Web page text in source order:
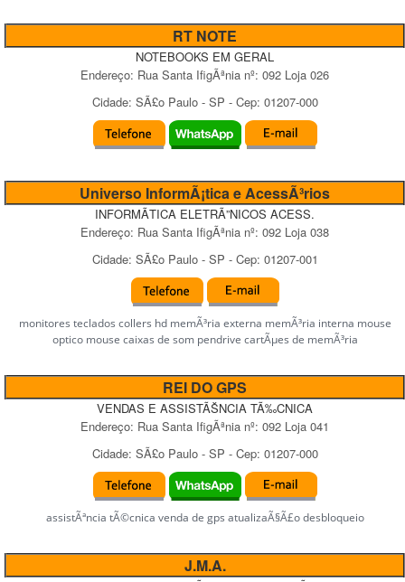
RT NOTE
NOTEBOOKS EM GERAL
Endereço: Rua Santa IfigÃªnia nº: 092 Loja 026
Cidade: SÃ£o Paulo- SP - Cep: 01207-000
Universo InformÃ¡tica e AcessÃ³rios
INFORMÃTICA ELETRÃ”NICOS ACESS.
Endereço: Rua Santa IfigÃªnia nº: 092 Loja 038
Cidade: SÃ£o Paulo- SP - Cep: 01207-001
monitores teclados collers hd memÃ³ria externa memÃ³ria interna mouse
optico mouse caixas de som pendrive cartÃµes de memÃ³ria
REI DO GPS
VENDAS E ASSISTÃŠNCIA TÃ‰CNICA
Endereço: Rua Santa IfigÃªnia nº: 092 Loja 041
Cidade: SÃ£o Paulo- SP - Cep: 01207-000
assistÃªncia tÃ©cnica venda de gps atualizaÃ§Ã£o desbloqueio
J.M.A.